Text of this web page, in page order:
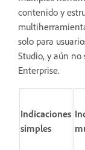
contenido y
solo para
Studio, y aún no
Enterprise.
Indicaciones
simples